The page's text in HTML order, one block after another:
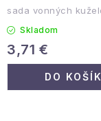
sada vonných
Skladom
3,71 €
DO